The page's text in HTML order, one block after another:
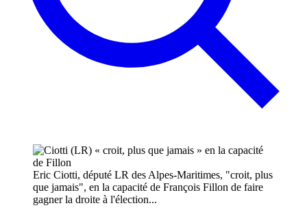
Eric Ciotti, député LR des Alpes-Maritimes, "croit, plus
que jamais", en la capacité de François Fillon de faire
gagner la droite à l'élection...